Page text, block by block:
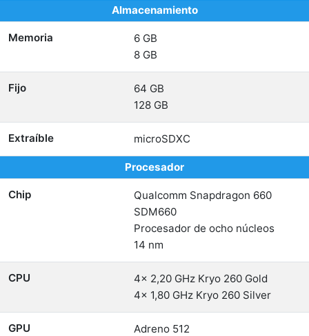
Almacenamiento
Memoria
6 GB
8 GB
Fijo
64 GB
128 GB
Extraíble microSDXC
Procesador
Chip
Qualcomm Snapdragon 660
SDM660
Procesador de ocho núcleos
14 nm
CPU
4x 2,20 GHz Kryo 260 Gold
4x 1,80 GHz Kryo 260 Silver
GPU Adreno 512